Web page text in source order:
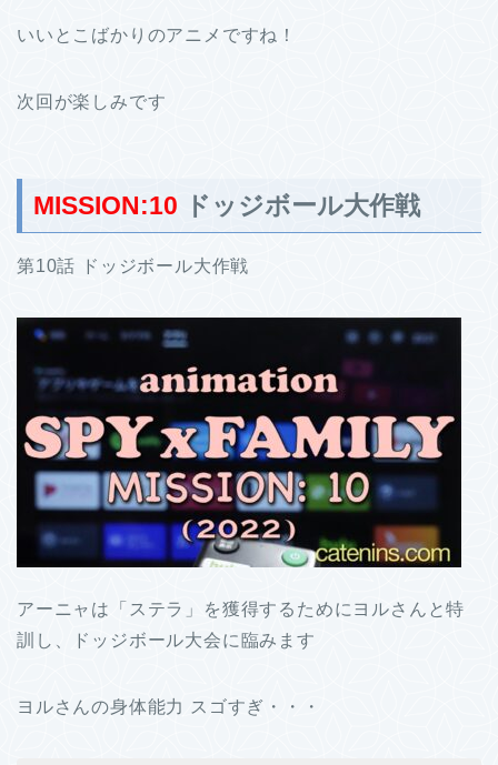
いいとこばかりのアニメですね！
次回が楽しみです
MISSION:10 ドッジボール大作戦
第10話 ドッジボール大作戦
アーニャは「ステラ」を獲得するためにヨルさんと特
訓し、ドッジボール大会に臨みます
ヨルさんの身体能力 スゴすぎ・・・